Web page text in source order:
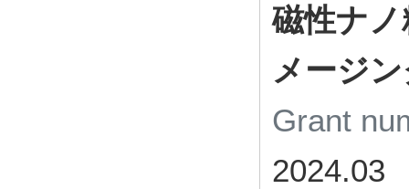
磁性ナ
メージ
Grant
2024.03